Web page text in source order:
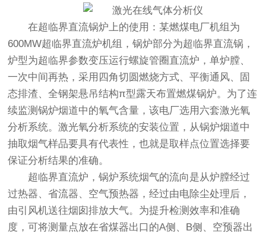
在超临界直流锅炉上的使用：某燃煤电厂机组为
600MW超临界直流炉机组，锅炉部分为超临界直流锅，
炉型为超临界参数变压运行螺旋管圈直流炉，单炉膛、
一次中间再热，采用四角切圆燃烧方式、平衡通风、固
态排渣、全钢架悬吊结构π型露天布置燃煤锅炉。为了连
续监测锅炉烟道中的氧气含量，该电厂选用六套激光氧
分析系统。激光氧分析系统的安装位置，从锅炉烟道中
抽取烟气样品要具有代表性，也就是取样点位置选择要
保证分析结果的准确。
超临界直流炉，锅炉系统烟气的流向是从炉膛经过
过热器、省流器、空气预热器，经过由电除尘处理后，
由引风机送往烟囱排放大气。为提升检测效率和准确
度，可将测量点放在省煤器出口的A侧、B侧、空预器出